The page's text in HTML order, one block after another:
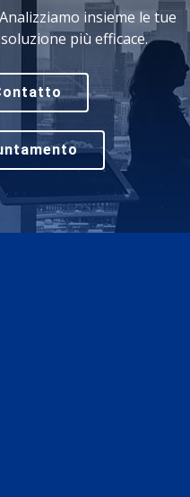
insieme le tue
più efficace.